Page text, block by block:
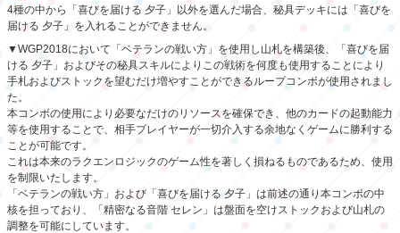
4種の中から「喜びを届ける 夕子」以外を選んだ場合、秘具デッキには「喜びを
届ける 夕子」を入れることができません。
▼WGP2018において「ベテランの戦い方」を使用し山札を構築後、「喜びを届
ける 夕子」およびその秘具スキルによりこの戦術を何度も使用することにより
手札およびストックを望むだけ増やすことができるループコンボが使用されまし
た。
本コンボの使用により必要なだけのリソースを確保でき、他のカードの起動能力
等を使用することで、相手プレイヤーが一切介入する余地なくゲームに勝利する
ことが可能です。
これは本来のラクエンロジックのゲーム性を著しく損ねるものであるため、使用
を制限いたします。
「ベテランの戦い方」および「喜びを届ける 夕子」は前述の通り本コンボの中
核を担っており、「精密なる音階 セレン」は盤面を空けストックおよび山札の
調整を可能にしています。